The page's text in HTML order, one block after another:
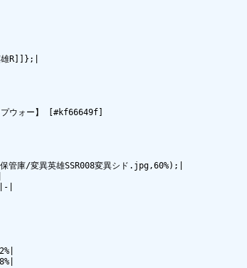
R]]};|
ウォー】 [#kf66649f]
庫/変異英雄SSR008変異シド.jpg,60%);|
|